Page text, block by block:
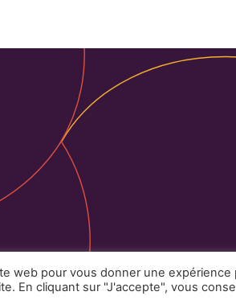
InstagramMentions Légales
web pour vous donner une
En cliquant sur "J'accepte", vous